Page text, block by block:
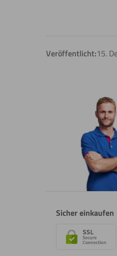
Veröffentlicht:15.
Sicher einkaufen